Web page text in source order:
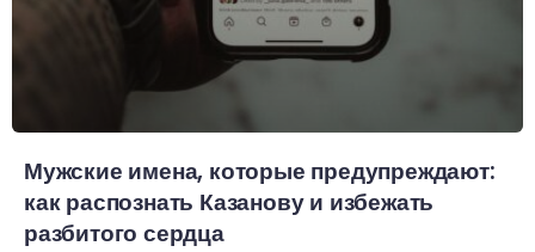
Мужские имена, которые предупреждают:
как распознать Казанову и избежать
разбитого сердца